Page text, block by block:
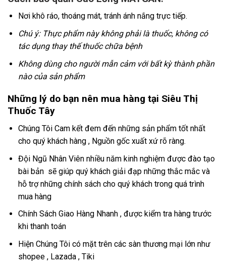
Nơi khô ráo, thoáng mát, tránh ánh nắng trực tiếp.
Chú ý: Thực phẩm này không phải là thuốc, không có
tác dụng thay thế thuốc chữa bệnh
Không dùng cho người mẫn cảm với bất kỳ thành phần
nào của sản phẩm
Những lý do bạn nên mua hàng tại Siêu Thị
Thuốc Tây
Chúng Tôi Cam kết đem đến những sản phẩm tốt nhất
cho quý khách hàng , Nguồn gốc xuất xứ rõ ràng.
Đội Ngũ Nhân Viên nhiều năm kinh nghiệm được đào tạo
bài bản sẽ giúp quý khách giải đạp những thắc mắc và
hỗ trợ những chính sách cho quý khách trong quá trình
mua hàng
Chính Sách Giao Hàng Nhanh , được kiểm tra hàng trước
khi thanh toán
Hiện Chúng Tôi có mặt trên các sàn thương mại lớn như
shopee , Lazada , Tiki